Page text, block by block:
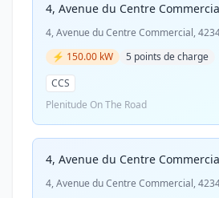
4, Avenue du Centre
4, Avenue du Centre Commercial,
⚡ 150.00 kW
5 points de charge
CCS
Plenitude On The Road
4, Avenue du Centre
4, Avenue du Centre Commercial,